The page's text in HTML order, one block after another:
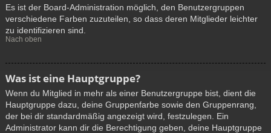
Es ist der Board-Administration möglich, den Benutzergruppen
verschiedene Farben zuzuteilen, so dass deren Mitglieder leichter
zu identifizieren sind.
Nach oben
Was ist eine Hauptgruppe?
Wenn du Mitglied in mehr als einer Benutzergruppe bist, dient die
Hauptgruppe dazu, deine Gruppenfarbe sowie den Gruppenrang,
der bei dir standardmäßig angezeigt wird, festzulegen. Ein
Administrator kann dir die Berechtigung geben, deine Hauptgruppe